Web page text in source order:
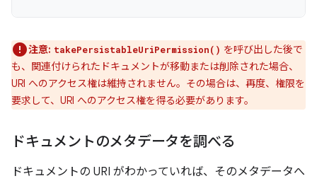
注意: takePersistableUriPermission() を呼び出した後で
も、関連付けられたドキュメントが移動または削除された場合、
URI へのアクセス権は維持されません。その場合は、再度、権限を
要求して、URI へのアクセス権を得る必要があります。
ドキュメントのメタデータを調べる
ドキュメントの URI がわかっていれば、そのメタデータへ